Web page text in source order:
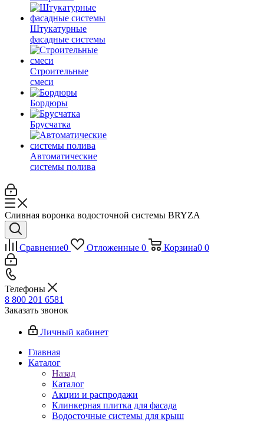
Штукатурные
фасадные системы
Строительные
смеси
Бордюры
Брусчатка
Автоматические
системы полива
Сливная воронка водосточной системы BRYZA
Сравнение0 Отложенные 0 Корзина0 0
Телефоны
8 800 201 6581
Заказать звонок
Личный кабинет
Главная
Каталог
Назад
Каталог
Акции и распродажи
Клинкерная плитка для фасада
Водосточные системы для крыш